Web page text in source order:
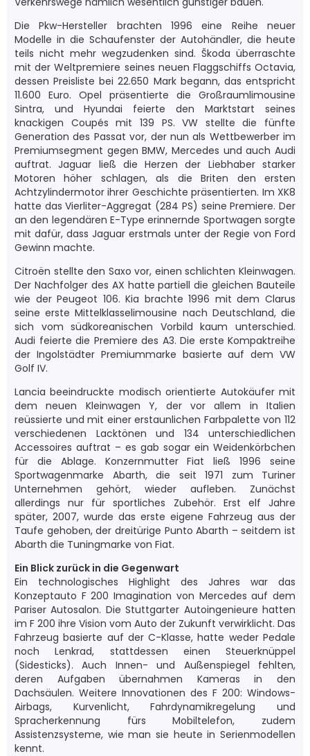
Die Pkw-Hersteller brachten 1996 eine Reihe neuer
Modelle in die Schaufenster der Autohändler, die heute
teils nicht mehr wegzudenken sind. Škoda überraschte
mit der Weltpremiere seines neuen Flaggschiffs Octavia,
dessen Preisliste bei 22.650 Mark begann, das entspricht
11.600 Euro. Opel präsentierte die Großraumlimousine
Sintra, und Hyundai feierte den Marktstart seines
knackigen Coupés mit 139 PS. VW stellte die fünfte
Generation des Passat vor, der nun als Wettbewerber im
Premiumsegment gegen BMW, Mercedes und auch Audi
auftrat. Jaguar ließ die Herzen der Liebhaber starker
Motoren höher schlagen, als die Briten den ersten
Achtzylindermotor ihrer Geschichte präsentierten. Im XK8
hatte das Vierliter-Aggregat (284 PS) seine Premiere. Der
an den legendären E-Type erinnernde Sportwagen sorgte
mit dafür, dass Jaguar erstmals unter der Regie von Ford
Gewinn machte.
Citroën stellte den Saxo vor, einen schlichten Kleinwagen.
Der Nachfolger des AX hatte partiell die gleichen Bauteile
wie der Peugeot 106. Kia brachte 1996 mit dem Clarus
seine erste Mittelklasselimousine nach Deutschland, die
sich vom südkoreanischen Vorbild kaum unterschied.
Audi feierte die Premiere des A3. Die erste Kompaktreihe
der Ingolstädter Premiummarke basierte auf dem VW
Golf IV.
Lancia beeindruckte modisch orientierte Autokäufer mit
dem neuen Kleinwagen Y, der vor allem in Italien
reüssierte und mit einer erstaunlichen Farbpalette von 112
verschiedenen Lacktönen und 134 unterschiedlichen
Accessoires auftrat – es gab sogar ein Weidenkörbchen
für die Ablage. Konzernmutter Fiat ließ 1996 seine
Sportwagenmarke Abarth, die seit 1971 zum Turiner
Unternehmen gehört, wieder aufleben. Zunächst
allerdings nur für sportliches Zubehör. Erst elf Jahre
später, 2007, wurde das erste eigene Fahrzeug aus der
Taufe gehoben, der dreitürige Punto Abarth – seitdem ist
Abarth die Tuningmarke von Fiat.
Ein Blick zurück in die Gegenwart
Ein technologisches Highlight des Jahres war das
Konzeptauto F 200 Imagination von Mercedes auf dem
Pariser Autosalon. Die Stuttgarter Autoingenieure hatten
im F 200 ihre Vision vom Auto der Zukunft verwirklicht. Das
Fahrzeug basierte auf der C-Klasse, hatte weder Pedale
noch Lenkrad, stattdessen einen Steuerknüppel
(Sidesticks). Auch Innen- und Außenspiegel fehlten,
deren Aufgaben übernahmen Kameras in den
Dachsäulen. Weitere Innovationen des F 200: Windows-
Airbags, Kurvenlicht, Fahrdynamikregelung und
Spracherkennung fürs Mobiltelefon, zudem
Assistenzsysteme, wie man sie heute in Serienmodellen
kennt.